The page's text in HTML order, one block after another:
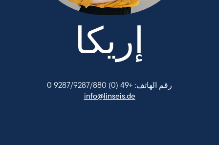
إريكا
رقم الهاتف: +49 (0) 9287/9287/880 0
info@linseis.de